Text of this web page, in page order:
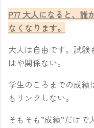
P77 大人になると、誰
なくなります。
大人は自由です。試験
はや関係ない。
学生のころまでの成績
もリンクしない。
そもそも”成績”だけで